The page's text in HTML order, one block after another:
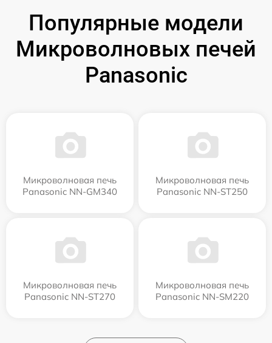
Популярные модели
Микроволновых печей
Panasonic
Микроволновая печь
Panasonic NN-GM340
Микроволновая печь
Panasonic NN-ST250
Микроволновая печь
Panasonic NN-ST270
Микроволновая печь
Panasonic NN-SM220